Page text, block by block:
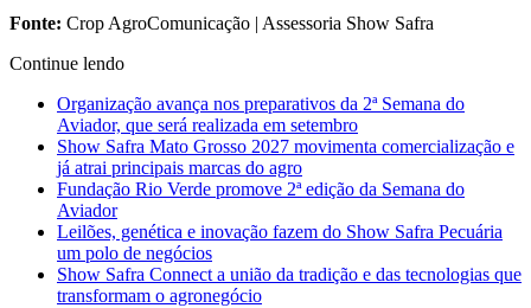
Fonte: Crop AgroComunicação | Assessoria Show Safra
Continue lendo
Organização avança nos preparativos da 2ª Semana do
Aviador, que será realizada em setembro
Show Safra Mato Grosso 2027 movimenta comercialização e
já atrai principais marcas do agro
Fundação Rio Verde promove 2ª edição da Semana do
Aviador
Leilões, genética e inovação fazem do Show Safra Pecuária
um polo de negócios
Show Safra Connect a união da tradição e das tecnologias que
transformam o agronegócio